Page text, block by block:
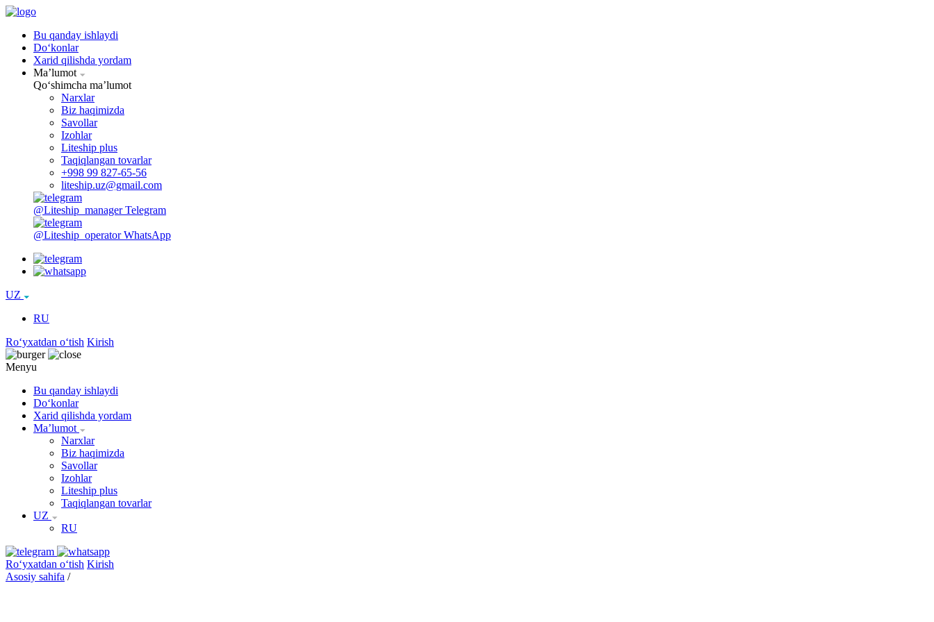
Bu qanday ishlaydi
Doʻkonlar
Xarid qilishda yordam
Maʼlumot
Qoʻshimcha maʼlumot
Narxlar
Biz haqimizda
Savollar
Izohlar
Liteship plus
Taqiqlangan tovarlar
+998 99 827-65-56
liteship.uz@gmail.com
@Liteship_manager Telegram
@Liteship_operator WhatsApp
UZ
RU
Roʻyxatdan oʻtish Kirish
Menyu
Bu qanday ishlaydi
Doʻkonlar
Xarid qilishda yordam
Maʼlumot
Narxlar
Biz haqimizda
Savollar
Izohlar
Liteship plus
Taqiqlangan tovarlar
UZ
RU
Roʻyxatdan oʻtish Kirish
Asosiy sahifa /